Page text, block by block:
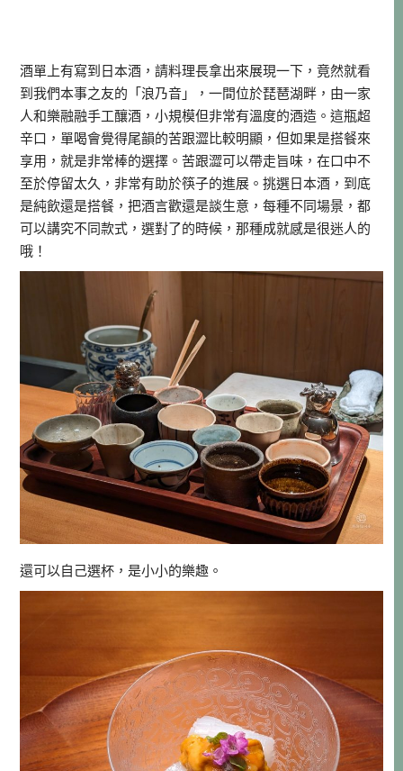
酒單上有寫到日本酒，請料理長拿出來展現一下，竟然就看
到我們本事之友的「浪乃音」，一間位於琵琶湖畔，由一家
人和樂融融手工釀酒，小規模但非常有溫度的酒造。這瓶超
辛口，單喝會覺得尾韻的苦跟澀比較明顯，但如果是搭餐來
享用，就是非常棒的選擇。苦跟澀可以帶走旨味，在口中不
至於停留太久，非常有助於筷子的進展。挑選日本酒，到底
是純飲還是搭餐，把酒言歡還是談生意，每種不同場景，都
可以講究不同款式，選對了的時候，那種成就感是很迷人的
哦！
還可以自己選杯，是小小的樂趣。